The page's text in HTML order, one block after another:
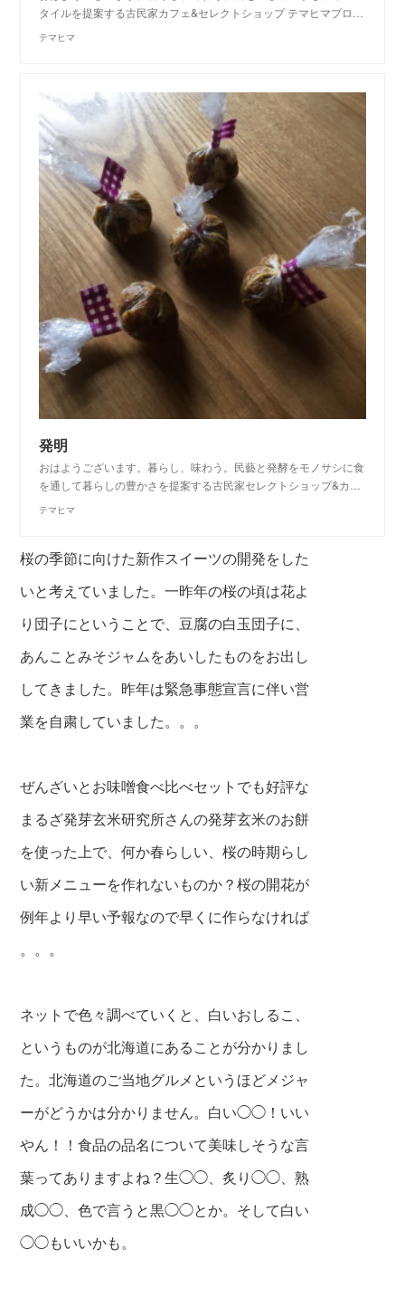
タイルを提案する古民家カフェ&セレクトショップ テマヒマプロ…
テマヒマ
発明
おはようございます。暮らし、味わう。民藝と発酵をモノサシに食
を通して暮らしの豊かさを提案する古民家セレクトショップ&カ…
テマヒマ
桜の季節に向けた新作スイーツの開発をした
いと考えていました。一昨年の桜の頃は花よ
り団子にということで、豆腐の白玉団子に、
あんことみそジャムをあいしたものをお出し
してきました。昨年は緊急事態宣言に伴い営
業を自粛していました。。。
ぜんざいとお味噌食べ比べセットでも好評な
まるざ発芽玄米研究所さんの発芽玄米のお餅
を使った上で、何か春らしい、桜の時期らし
い新メニューを作れないものか？桜の開花が
例年より早い予報なので早くに作らなければ
。。。
ネットで色々調べていくと、白いおしるこ、
というものが北海道にあることが分かりまし
た。北海道のご当地グルメというほどメジャ
ーがどうかは分かりません。白い◯◯！いい
やん！！食品の品名について美味しそうな言
葉ってありますよね？生◯◯、炙り◯◯、熟
成◯◯、色で言うと黒◯◯とか。そして白い
◯◯もいいかも。